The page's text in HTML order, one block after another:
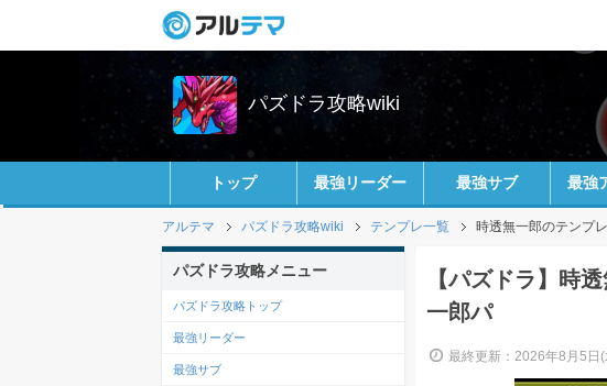
パズドラ攻略wiki
トップ 最強リーダー 最強サブ 最強
アルテマ パズドラ攻略wiki テンプレ一覧 時透無一郎のテンプ
【パズドラ】時
一郎パ
最終更新：2026年8月5日
パズドラ攻略メニュー
パズドラ攻略トップ
最強リーダー
最強サブ